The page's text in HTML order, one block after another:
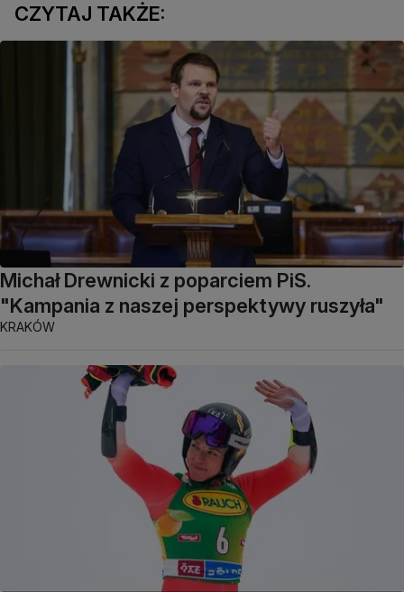
CZYTAJ TAKŻE:
Michał Drewnicki z poparciem PiS.
"Kampania z naszej perspektywy ruszyła"
KRAKÓW